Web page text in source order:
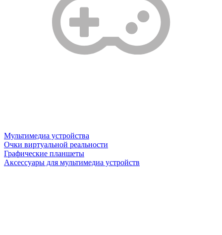
Мультимедиа устройства
Очки виртуальной реальности
Графические планшеты
Аксессуары для мультимедиа устройств